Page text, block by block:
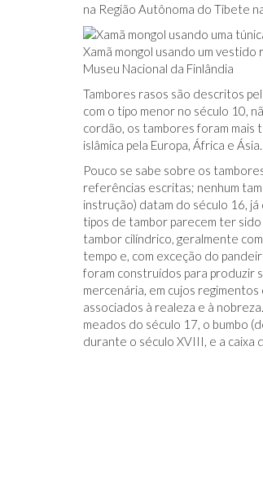
na Região Autônoma do Tibete
Xamã mongol usando um
Museu Nacional da Finlândia
Tambores rasos são descritos
com o tipo menor no século 10,
cordão, os tambores foram mais
islâmica pela Europa, África e Ásia.
Pouco se sabe sobre os
referências escritas; nenhum
instrução) datam do século 16,
tipos de tambor parecem ter
tambor cilíndrico, geralmente
tempo e, com exceção do
foram construídos para produzir
mercenária, em cujos
associados à realeza e à
meados do século 17, o bumbo
durante o século XVIII, e a caixa